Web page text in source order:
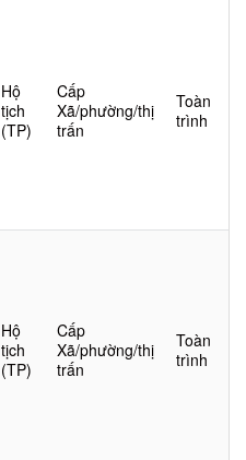
Hộ
tịch
(TP)
Cấp
Xã/phường/thị
trấn
Toàn
trình
Hộ
tịch
(TP)
Cấp
Xã/phường/thị
trấn
Toàn
trình